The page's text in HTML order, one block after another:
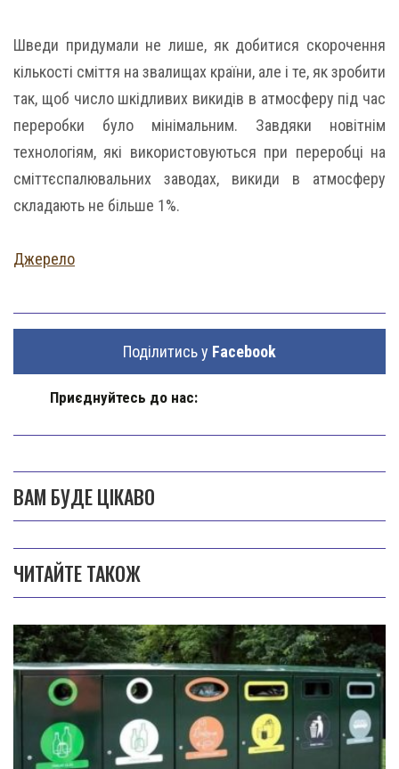
Шведи придумали не лише, як добитися скорочення
кількості сміття на звалищах країни, але і те, як зробити
так, щоб число шкідливих викидів в атмосферу під час
переробки було мінімальним. Завдяки новітнім
технологіям, які використовуються при переробці на
сміттєспалювальних заводах, викиди в атмосферу
складають не більше 1%.
Джерело
Поділитись у Facebook
Приєднуйтесь до нас:
ВАМ БУДЕ ЦІКАВО
ЧИТАЙТЕ ТАКОЖ